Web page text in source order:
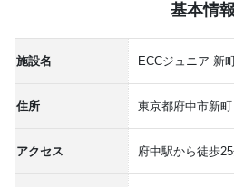
基本情報
施設名 ECCジュニア 新
住所 東京都府中市新
アクセス 府中駅から徒歩